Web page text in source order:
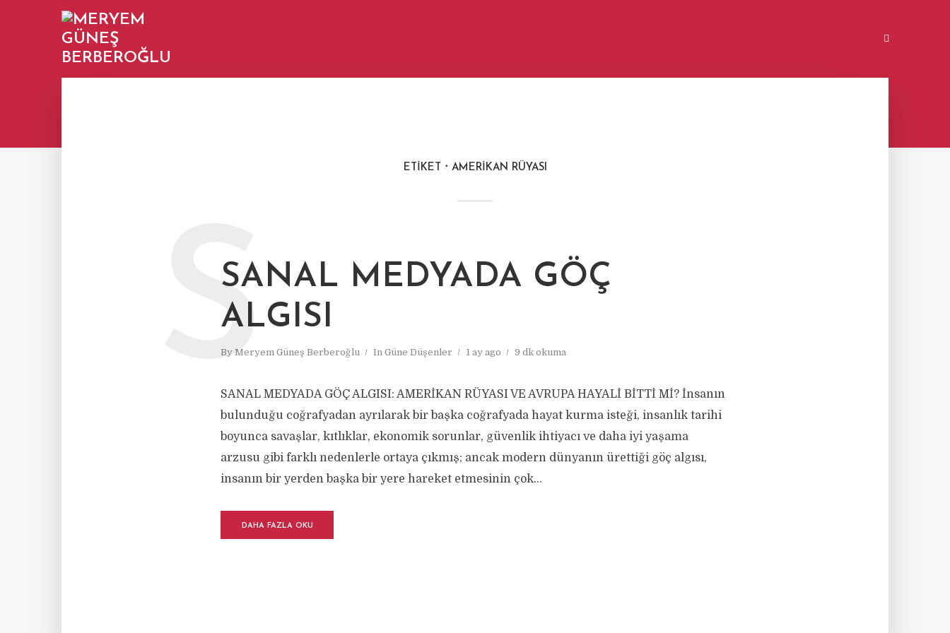
ETIKET AMERIKAN RÜYASI
SANAL MEDYADA GÖÇ
ALGISI
By Meryem Güneş Berberoğlu In Güne Düşenler 1 ay ago 9 dk okuma
S
SANAL MEDYADA GÖÇ ALGISI: AMERİKAN RÜYASI VE AVRUPA HAYALİ BİTTİ Mİ? İnsanın
bulunduğu coğrafyadan ayrılarak bir başka coğrafyada hayat kurma isteği, insanlık tarihi
boyunca savaşlar, kıtlıklar, ekonomik sorunlar, güvenlik ihtiyacı ve daha iyi yaşama
arzusu gibi farklı nedenlerle ortaya çıkmış; ancak modern dünyanın ürettiği göç algısı,
insanın bir yerden başka bir yere hareket etmesinin çok...
DAHA FAZLA OKU